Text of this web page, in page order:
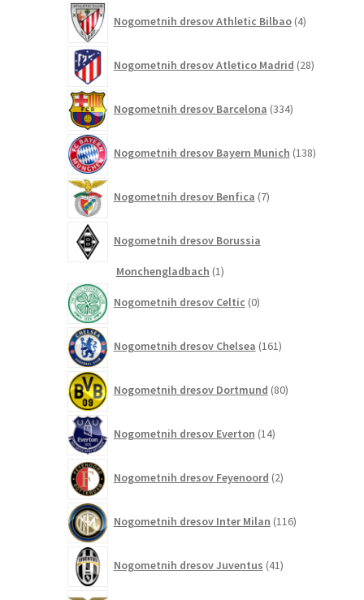
Nogometnih dresov Athletic Bilbao 4izdelki
Nogometnih dresov Atletico Madrid 28izdelkov
Nogometnih dresov Barcelona 334izdelkov
Nogometnih dresov Bayern Munich 138izdelkov
Nogometnih dresov Benfica 7izdelkov
Nogometnih dresov Borussia
Monchengladbach 11
Nogometnih dresov Celtic 0izdelkov
Nogometnih dresov Chelsea 161izdelkov
Nogometnih dresov Dortmund 80izdelkov
Nogometnih dresov Everton 14izdelkov
Nogometnih dresov Feyenoord 2izdelka
Nogometnih dresov Inter Milan 116izdelkov
Nogometnih dresov Juventus 41izdelkov